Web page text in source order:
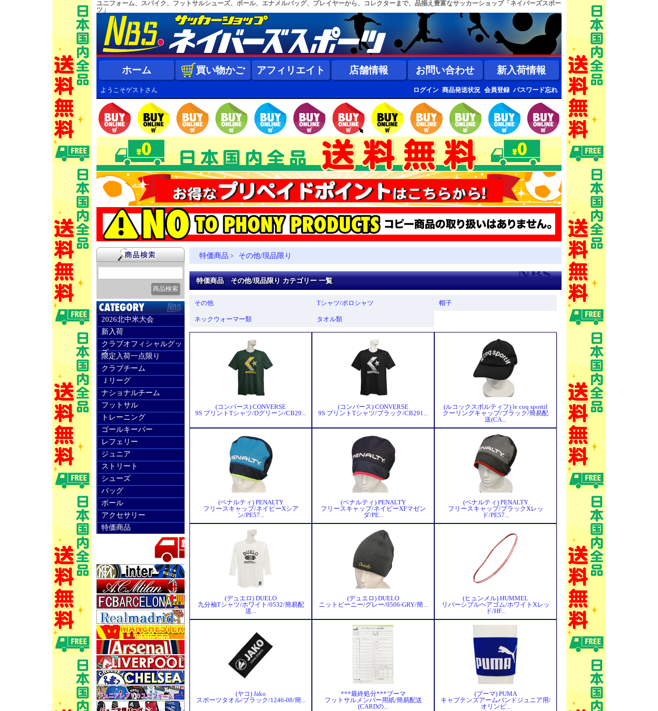
ユニフォーム、スパイク、フットサルシューズ、ボール、エナメルバッグ、プレイヤーから、コレクターまで、品揃え豊富なサッカーショップ「ネイバーズスポー
ツ」
ホーム 買い物かご アフィリエイト 店舗情報 お問い合わせ 新入荷情報
ようこそゲストさん ログイン 商品発送状況 会員登録 パスワード忘れ
2026北中米大会
新入荷
クラブオフィシャルグッ
ズ
限定入荷一点限り
クラブチーム
Ｊリーグ
ナショナルチーム
フットサル
トレーニング
ゴールキーパー
レフェリー
ジュニア
ストリート
シューズ
バッグ
ボール
アクセサリー
特価商品
特価商品 > その他/現品限り
特価商品 その他/現品限り カテゴリー 一覧
その他 Tシャツ/ポロシャツ 帽子
ネックウォーマー類 タオル類
(コンバース) CONVERSE
9S プリントTシャツ/Dグリーン/CB29...
(コンバース) CONVERSE
9S プリントTシャツ/ブラック/CB291...
(ルコックスポルティフ) le coq sportif
クーリングキャップ/ブラック/簡易配
送(CA...
(ペナルティ) PENALTY
フリースキャップ/ネイビーXシア
ン/PE57...
(ペナルティ) PENALTY
フリースキャップ/ネイビーXFマゼン
ダ/PE...
(ペナルティ) PENALTY
フリースキャップ/ブラックXレッ
ド/PE57...
(デュエロ) DUELO
九分袖Tシャツ/ホワイト/0532/簡易配
送...
(デュエロ) DUELO
ニットビーニー/グレー/0506-GRY/簡...
(ヒュンメル) HUMMEL
リバーシブルヘアゴム/ホワイトXレッ
ド/HF...
(ヤコ) Jako
スポーツタオル/ブラック/1246-08/簡...
***最終処分***プーマ
フットサルメンバー用紙/簡易配送
(CARDの...
(プーマ) PUMA
キャプテンズアームバンドジュニア用/
オリンピ...